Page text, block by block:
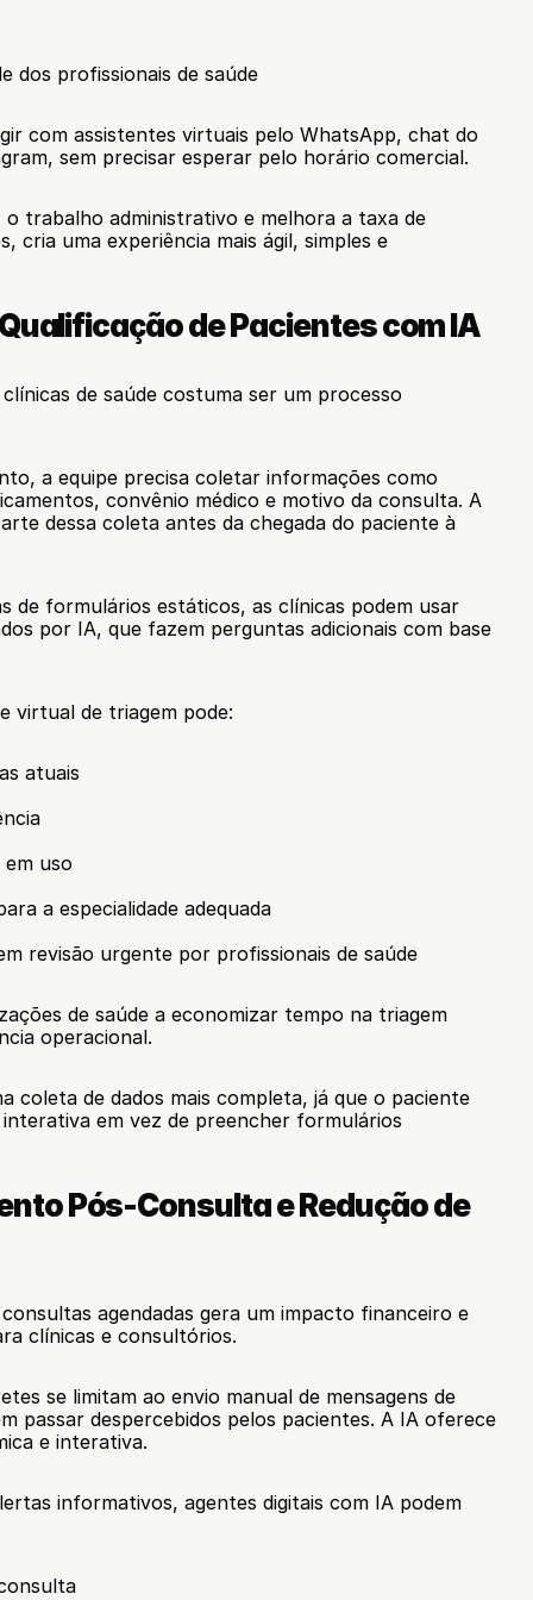
dos profissionais de saúde
com assistentes virtuais pelo WhatsApp, chat do
sem precisar esperar pelo horário comercial.
o trabalho administrativo e melhora a taxa de
cria uma experiência mais ágil, simples e
de Pacientes com IA
de saúde costuma ser um processo
a equipe precisa coletar informações como
convênio médico e motivo da consulta. A
dessa coleta antes da chegada do paciente à
de formulários estáticos, as clínicas podem usar
por IA, que fazem perguntas adicionais com base
virtual de triagem pode:
atuais
uso
a especialidade adequada
revisão urgente por profissionais de saúde
de saúde a economizar tempo na triagem
operacional.
coleta de dados mais completa, já que o paciente
em vez de preencher formulários
Pós-Consulta e Redução de
agendadas gera um impacto financeiro e
clínicas e consultórios.
se limitam ao envio manual de mensagens de
passar despercebidos pelos pacientes. A IA oferece
e interativa.
informativos, agentes digitais com IA podem